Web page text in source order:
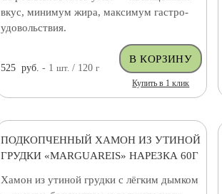
вкус, минимум жира, максимум гастро-
удовольствия.
525 руб. - 1 шт./ 120 г
Купить в 1 клик
ПОДКОПЧЕННЫЙ ХАМОН ИЗ УТИНОЙ
ГРУДКИ «MARGUAREIS» НАРЕЗКА 60Г
Хамон из утиной грудки с лёгким дымком